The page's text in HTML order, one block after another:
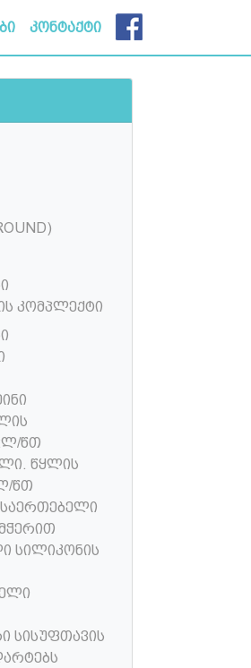
კონტაქტი
კომპლექტი
წთ
წყლის
წთ
სილიკონის
სისუფთავის